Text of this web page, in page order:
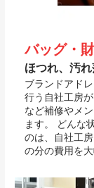
バッグ・
ほつれ、汚
ブランドアド
行う自社工房
など補修やメ
ます。 どんな
のは、自社工
の分の費用を